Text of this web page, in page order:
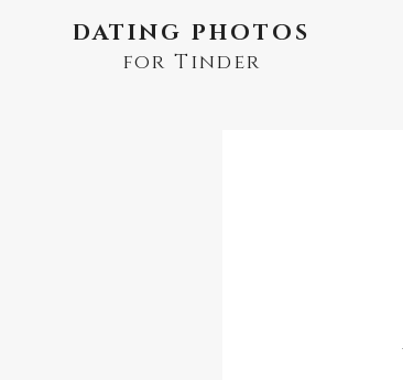
DATING PHOTOS
for Tinder